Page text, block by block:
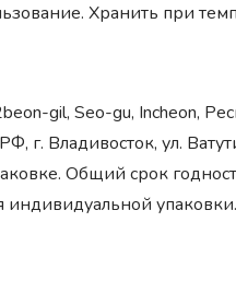
Хранить при
gil, Seo-gu, Incheon,
Владивосток, ул.
Общий срок
индивидуальной